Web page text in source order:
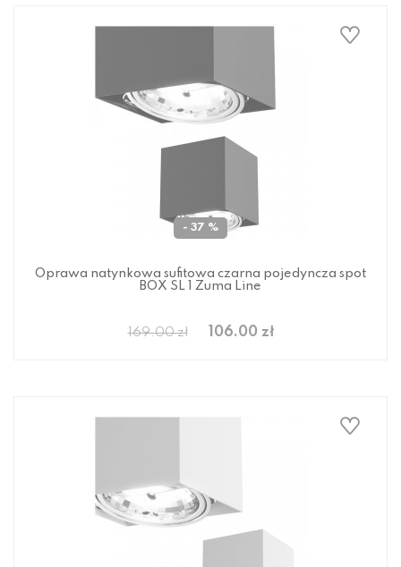
- 37 %
Oprawa natynkowa sufitowa czarna pojedyncza spot
BOX SL 1 Zuma Line
169.00 zł 106.00 zł